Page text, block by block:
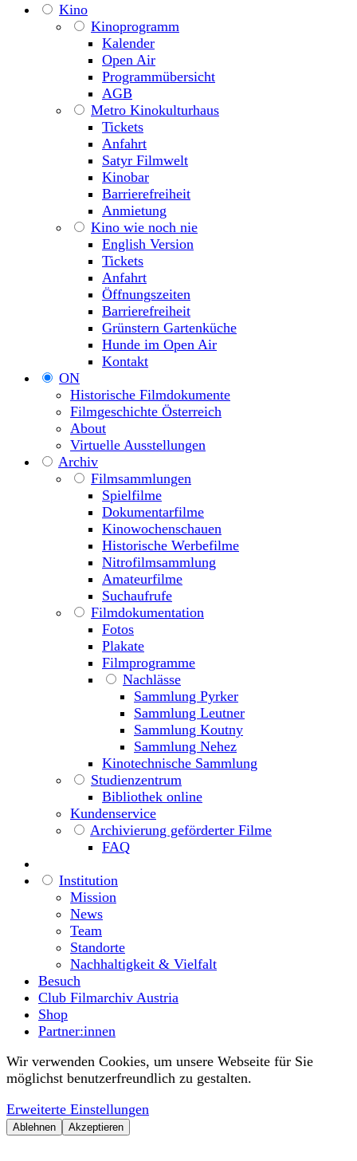
Kino
Kinoprogramm
Kalender
Open Air
Programmübersicht
AGB
Metro Kinokulturhaus
Tickets
Anfahrt
Satyr Filmwelt
Kinobar
Barrierefreiheit
Anmietung
Kino wie noch nie
English Version
Tickets
Anfahrt
Öffnungszeiten
Barrierefreiheit
Grünstern Gartenküche
Hunde im Open Air
Kontakt
ON
Historische Filmdokumente
Filmgeschichte Österreich
About
Virtuelle Ausstellungen
Archiv
Filmsammlungen
Spielfilme
Dokumentarfilme
Kinowochenschauen
Historische Werbefilme
Nitrofilmsammlung
Amateurfilme
Suchaufrufe
Filmdokumentation
Fotos
Plakate
Filmprogramme
Nachlässe
Sammlung Pyrker
Sammlung Leutner
Sammlung Koutny
Sammlung Nehez
Kinotechnische Sammlung
Studienzentrum
Bibliothek online
Kundenservice
Archivierung geförderter Filme
FAQ
Institution
Mission
News
Team
Standorte
Nachhaltigkeit & Vielfalt
Besuch
Club Filmarchiv Austria
Shop
Partner:innen
Wir verwenden Cookies, um unsere Webseite für Sie
möglichst benutzerfreundlich zu gestalten.
Erweiterte Einstellungen
Ablehnen Akzeptieren